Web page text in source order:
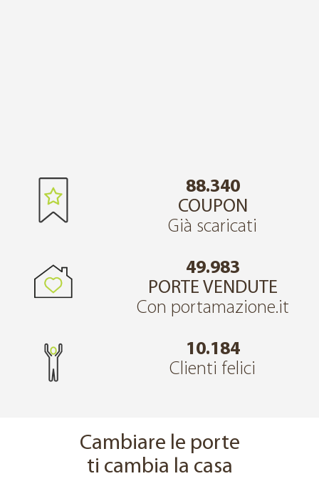
88.340
COUPON
Già scaricati
49.983
PORTE VENDUTE
Con portamazione.it
10.184
Clienti felici
Cambiare le porte
ti cambia la casa